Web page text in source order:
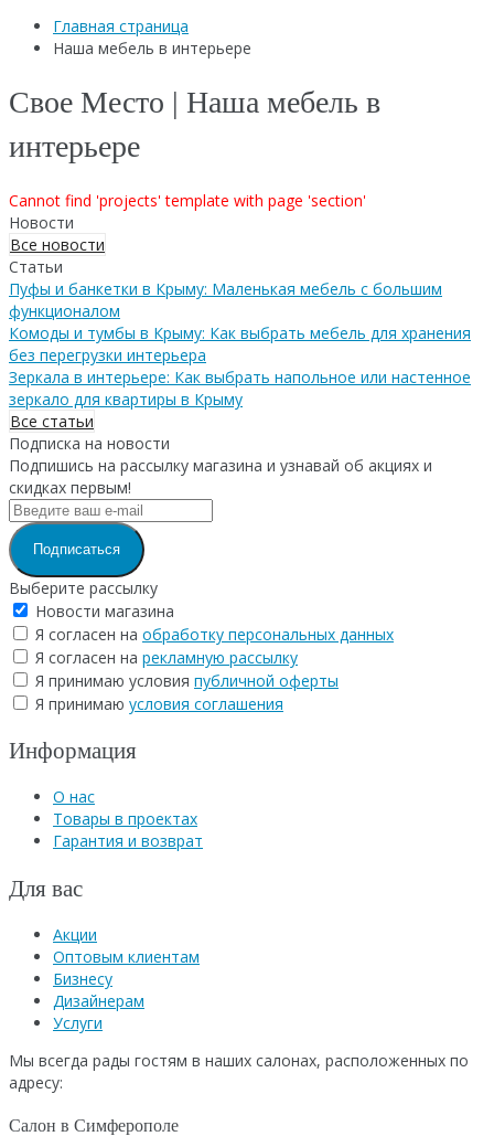
Главная страница
Наша мебель в интерьере
Свое Место | Наша мебель в
интерьере
Cannot find 'projects' template with page 'section'
Новости
Все новости
Статьи
Пуфы и банкетки в Крыму: Маленькая мебель с большим
функционалом
Комоды и тумбы в Крыму: Как выбрать мебель для хранения
без перегрузки интерьера
Зеркала в интерьере: Как выбрать напольное или настенное
зеркало для квартиры в Крыму
Все статьи
Подписка на новости
Подпишись на рассылку магазина и узнавай об акциях и
скидках первым!
Подписаться
Выберите рассылку
Новости магазина
Я согласен на обработку персональных данных
Я согласен на рекламную рассылку
Я принимаю условия публичной оферты
Я принимаю условия соглашения
Информация
О нас
Товары в проектах
Гарантия и возврат
Для вас
Акции
Оптовым клиентам
Бизнесу
Дизайнерам
Услуги
Мы всегда рады гостям в наших салонах, расположенных по
адресу:
Салон в Симферополе